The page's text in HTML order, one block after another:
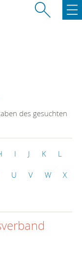
des gesuchten
I J K L
U V W X